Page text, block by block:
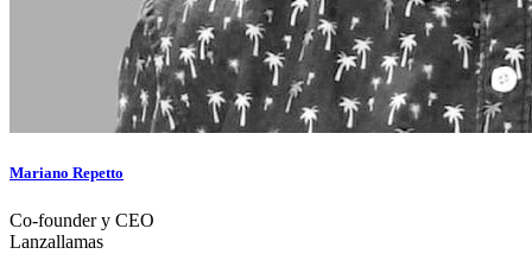
Mariano Repetto
Co-founder y CEO
Lanzallamas